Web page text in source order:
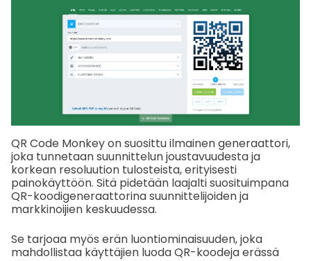
QR Code Monkey on suosittu ilmainen generaattori,
joka tunnetaan suunnittelun joustavuudesta ja
korkean resoluution tulosteista, erityisesti
painokäyttöön. Sitä pidetään laajalti suosituimpana
QR-koodigeneraattorina suunnittelijoiden ja
markkinoijien keskuudessa.
Se tarjoaa myös erän luontiominaisuuden, joka
mahdollistaa käyttäjien luoda QR-koodeja erässä